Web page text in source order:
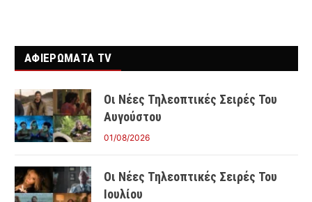
ΑΦΙΕΡΩΜΑΤΑ TV
Οι Νέες Τηλεοπτικές Σειρές Του
Αυγούστου
01/08/2026
Οι Νέες Τηλεοπτικές Σειρές Του
Ιουλίου